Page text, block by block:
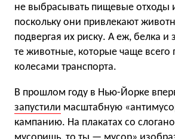
не выбрасывать пищевые
поскольку они привлекают
подвергая их риску. А еж, белка
те животные, которые чаще всего
колесами транспорта.
В прошлом году в Нью-Йорке
запустили масштабную
кампанию. На плакатах со